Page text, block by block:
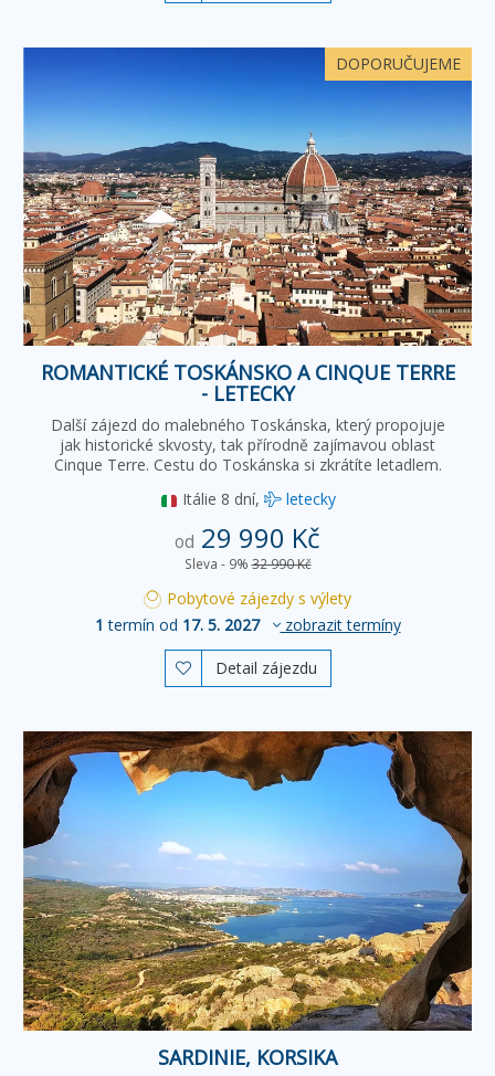
DOPORUČUJEME
ROMANTICKÉ TOSKÁNSKO A CINQUE TERRE
- LETECKY
Další zájezd do malebného Toskánska, který propojuje
jak historické skvosty, tak přírodně zajímavou oblast
Cinque Terre. Cestu do Toskánska si zkrátíte letadlem.
Itálie 8 dní, letecky
od 29 990 Kč
Sleva - 9% 32 990 Kč
Pobytové zájezdy s výlety
1 termín od 17. 5. 2027 zobrazit termíny
 Detail zájezdu
SARDINIE, KORSIKA